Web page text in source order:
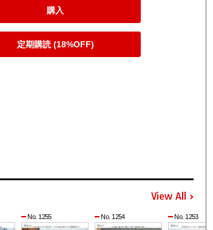
購入
定期購読 (18%OFF)
View All
No. 1255 No. 1254 No. 1253